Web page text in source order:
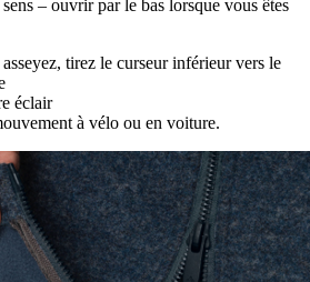
– ouvrir par le bas lorsque vous êtes
tirez le curseur inférieur vers le
éclair
à vélo ou en voiture.